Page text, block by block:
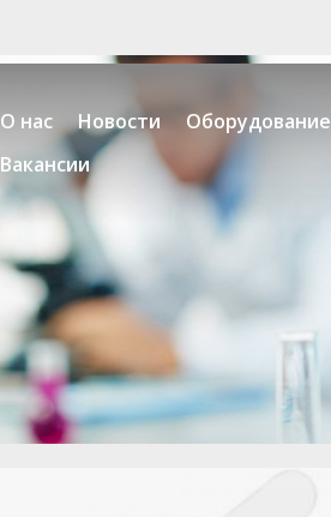
О нас Новости Оборудование
Вакансии